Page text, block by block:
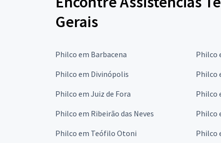
Gerais
Philco em Barbacena
Philco
Philco em Divinópolis
Philco
Philco em Juiz de Fora
Philco
Philco em Ribeirão das Neves
Philco
Philco em Teófilo Otoni
Philco